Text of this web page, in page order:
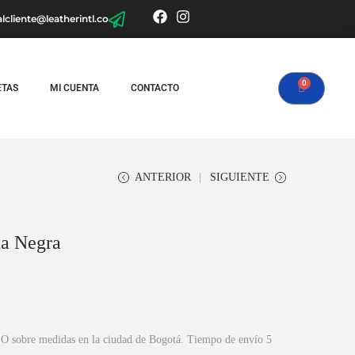
MI CUENTA CONTACTO
ANTERIOR SIGUIENTE
Negra
sobre medidas en la ciudad de Bogotá. Tiempo de envío 5